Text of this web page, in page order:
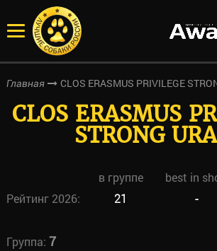
Главная CLOS ERASMUS PRIVILEGE
CLOS ERASMUS
STRONG
в группе best in
Рейтинг 2026:
21 -
Группа: 7